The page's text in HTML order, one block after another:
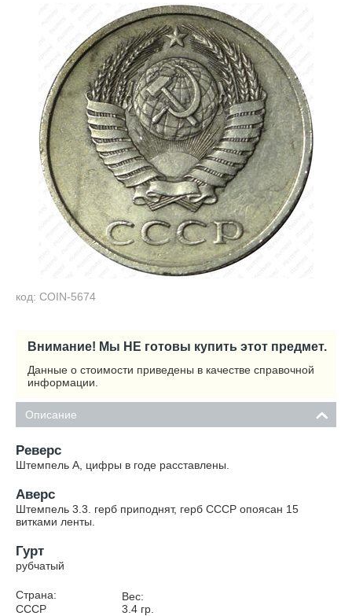
код: COIN-5674
Внимание! Мы НЕ готовы купить этот предмет.
Данные о стоимости приведены в качестве справочной
информации.
Описание
Реверс
Штемпель А, цифры в годе расставлены.
Аверс
Штемпель 3.3. герб приподнят, герб СССР опоясан 15
витками ленты.
Гурт
рубчатый
Страна:
СССР
Вес:
3.4гр.